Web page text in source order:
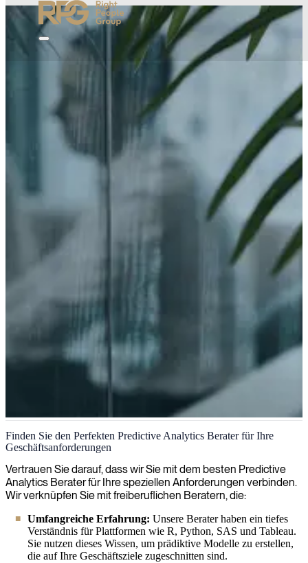
Predictive Analytics
Wir nutzen prädiktive Analytik, um Trends vorherzusagen,
Betriebsabläufe zu optimieren und datengesteuerte Erkenntnisse zu
liefern, die Ihrem Unternehmen helfen, intelligentere
Entscheidungen zu treffen und sich einen Wettbewerbsvorteil zu
Finden Sie den Perfekten Predictive Analytics Berater für Ihre
Geschäftsanforderungen
Vertrauen Sie darauf, dass wir Sie mit dem besten Predictive
Analytics Berater für Ihre speziellen Anforderungen verbinden.
Wir verknüpfen Sie mit freiberuflichen Beratern, die:
Umfangreiche Erfahrung: Unsere Berater haben ein tiefes
Verständnis für Plattformen wie R, Python, SAS und Tableau.
Sie nutzen dieses Wissen, um prädiktive Modelle zu erstellen,
die auf Ihre Geschäftsziele zugeschnitten sind.